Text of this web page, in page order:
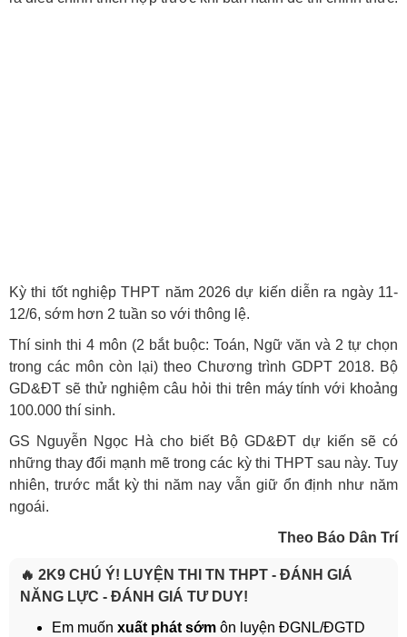
Kỳ thi tốt nghiệp THPT năm 2026 dự kiến diễn ra ngày 11-
12/6, sớm hơn 2 tuần so với thông lệ.
Thí sinh thi 4 môn (2 bắt buộc: Toán, Ngữ văn và 2 tự chọn
trong các môn còn lại) theo Chương trình GDPT 2018. Bộ
GD&ĐT sẽ thử nghiệm câu hỏi thi trên máy tính với khoảng
100.000 thí sinh.
GS Nguyễn Ngọc Hà cho biết Bộ GD&ĐT dự kiến sẽ có
những thay đổi mạnh mẽ trong các kỳ thi THPT sau này. Tuy
nhiên, trước mắt kỳ thi năm nay vẫn giữ ổn định như năm
ngoái.
Theo Báo Dân Trí
🔥 2K9 CHÚ Ý! LUYỆN THI TN THPT - ĐÁNH GIÁ
NĂNG LỰC - ĐÁNH GIÁ TƯ DUY!
Em muốn xuất phát sớm ôn luyện ĐGNL/ĐGTD